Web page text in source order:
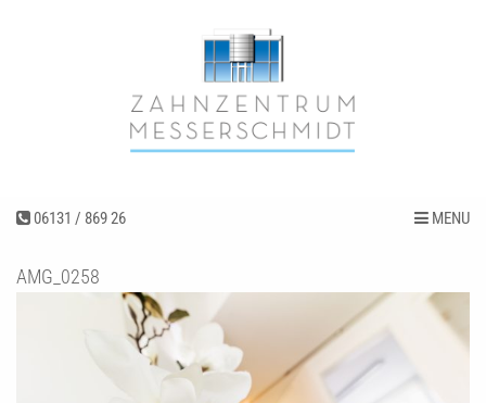
06131 / 869 26 MENU
AMG_0258